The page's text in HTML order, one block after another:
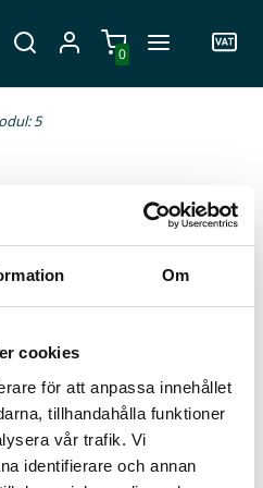
Om
cookies
för att anpassa innehållet
tillhandahålla funktioner
vår trafik. Vi
identifierare och annan
0
5
1 173,75 :-
1 355,00 :- Köp
1 643,75 :- Köp